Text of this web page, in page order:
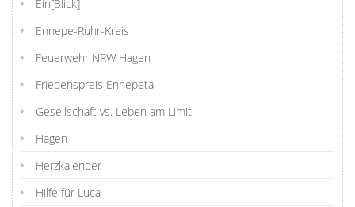
Ein[Blick]
Ennepe-Ruhr-Kreis
Feuerwehr NRW Hagen
Friedenspreis Ennepetal
Gesellschaft vs. Leben am Limit
Hagen
Herzkalender
Hilfe für Luca